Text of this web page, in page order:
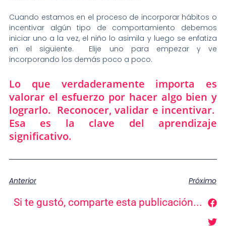
Cuando estamos en el proceso de incorporar hábitos o
incentivar algún tipo de comportamiento debemos
iniciar uno a la vez, el niño lo asimila y luego se enfatiza
en el siguiente. Elije uno para empezar y ve
incorporando los demás poco a poco.
Lo que verdaderamente importa es
valorar el esfuerzo por hacer algo bien y
lograrlo. Reconocer, validar e incentivar.
Esa es la clave del aprendizaje
significativo.
Anterior Próximo
Si te gustó, comparte esta publicación...